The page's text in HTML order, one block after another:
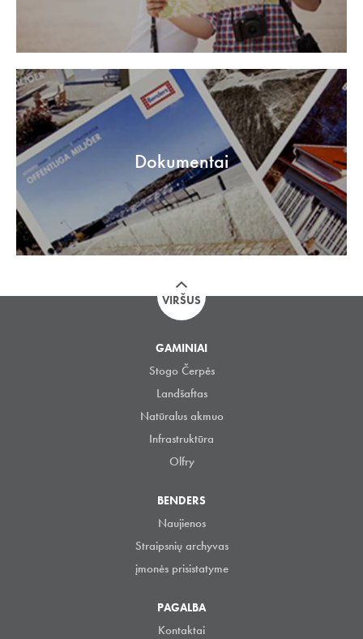
Dokumentai
VIRŠUS
GAMINIAI
Stogo Čerpės
Landšaftas
Natūralus akmuo
Infrastruktūra
Olfry
BENDERS
Naujienos
Straipsnių archyvas
įmonės prisistatyme
PAGALBA
Kontaktai